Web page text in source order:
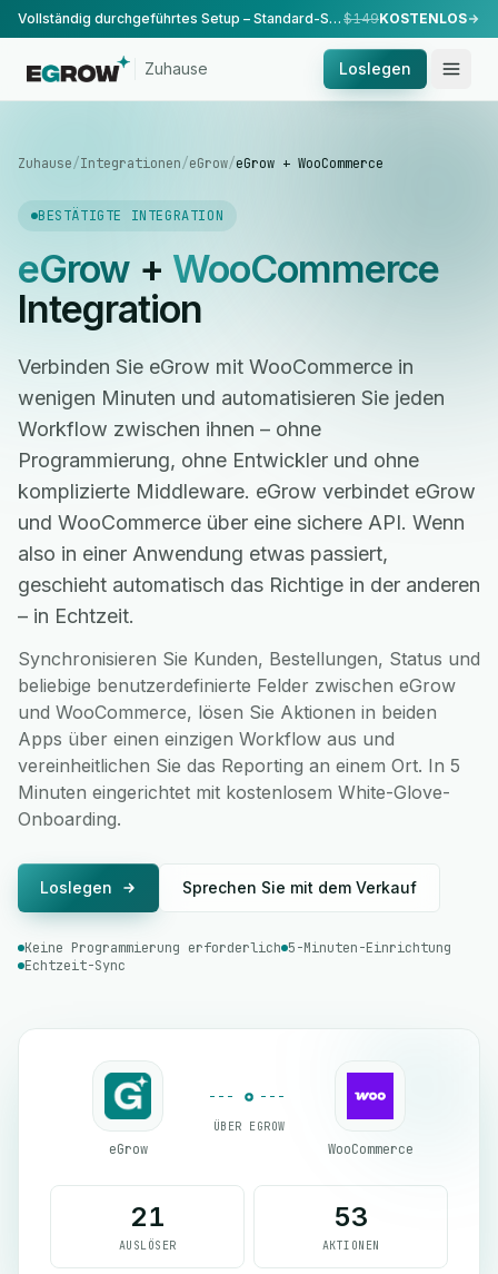
Vollständig durchgeführtes Setup – Standard-Setup, durchgeführt von unserem Team. $149KOSTENLOS
Zuhause Loslegen
Zuhause/Integrationen/eGrow/eGrow + WooCommerce
BESTÄTIGTE INTEGRATION
eGrow+ WooCommerce
Integration
Verbinden Sie eGrow mit WooCommerce in
wenigen Minuten und automatisieren Sie jeden
Workflow zwischen ihnen – ohne
Programmierung, ohne Entwickler und ohne
komplizierte Middleware. eGrow verbindet eGrow
und WooCommerce über eine sichere API. Wenn
also in einer Anwendung etwas passiert,
geschieht automatisch das Richtige in der anderen
– in Echtzeit.
Synchronisieren Sie Kunden, Bestellungen, Status und
beliebige benutzerdefinierte Felder zwischen eGrow
und WooCommerce, lösen Sie Aktionen in beiden
Apps über einen einzigen Workflow aus und
vereinheitlichen Sie das Reporting an einem Ort. In 5
Minuten eingerichtet mit kostenlosem White-Glove-
Onboarding.
Loslegen Sprechen Sie mit dem Verkauf
Keine Programmierung erforderlich 5-Minuten-Einrichtung
Echtzeit-Sync
eGrow
ÜBER EGROW
WooCommerce
21
AUSLÖSER
53
AKTIONEN